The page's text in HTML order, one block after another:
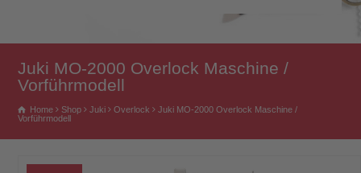
Juki MO-2000 Overlock Maschine /
Vorführmodell
Home Shop Juki Overlock
Juki MO-2000 Overlock Maschine /
Vorführmodell